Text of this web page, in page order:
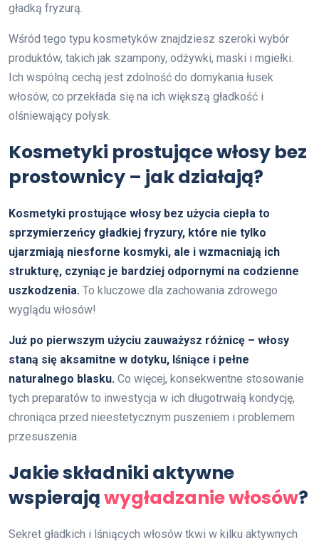
gładką fryzurą.
Wśród tego typu kosmetyków znajdziesz szeroki wybór
produktów, takich jak szampony, odżywki, maski i mgiełki.
Ich wspólną cechą jest zdolność do domykania łusek
włosów, co przekłada się na ich większą gładkość i
olśniewający połysk.
Kosmetyki prostujące włosy bez
prostownicy – jak działają?
Kosmetyki prostujące włosy bez użycia ciepła to
sprzymierzeńcy gładkiej fryzury, które nie tylko
ujarzmiają niesforne kosmyki, ale i wzmacniają ich
strukturę, czyniąc je bardziej odpornymi na codzienne
uszkodzenia. To kluczowe dla zachowania zdrowego
wyglądu włosów!
Już po pierwszym użyciu zauważysz różnicę – włosy
staną się aksamitne w dotyku, lśniące i pełne
naturalnego blasku. Co więcej, konsekwentne stosowanie
tych preparatów to inwestycja w ich długotrwałą kondycję,
chroniąca przed nieestetycznym puszeniem i problemem
przesuszenia.
Jakie składniki aktywne
wspierająwygładzanie włosów?
Sekret gładkich i lśniących włosów tkwi w kilku aktywnych